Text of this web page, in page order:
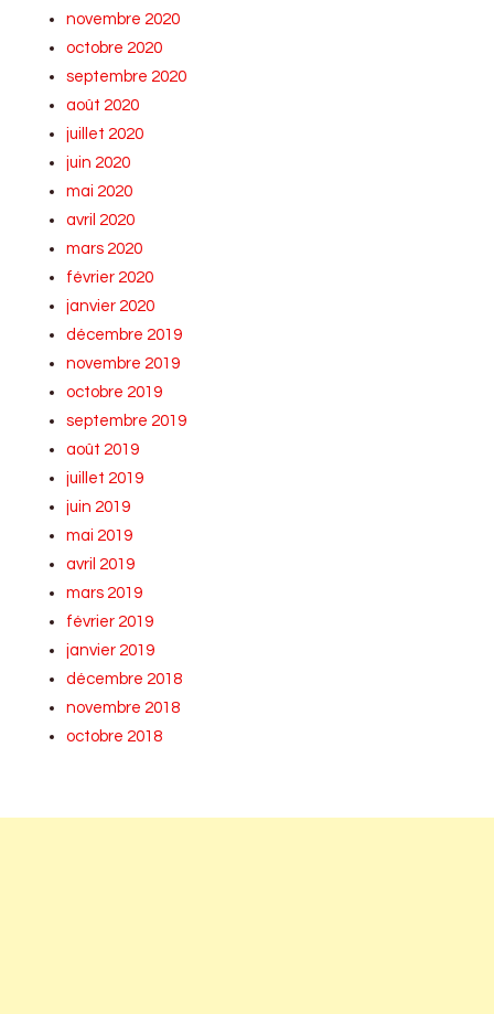
novembre 2020
octobre 2020
septembre 2020
août 2020
juillet 2020
juin 2020
mai 2020
avril 2020
mars 2020
février 2020
janvier 2020
décembre 2019
novembre 2019
octobre 2019
septembre 2019
août 2019
juillet 2019
juin 2019
mai 2019
avril 2019
mars 2019
février 2019
janvier 2019
décembre 2018
novembre 2018
octobre 2018